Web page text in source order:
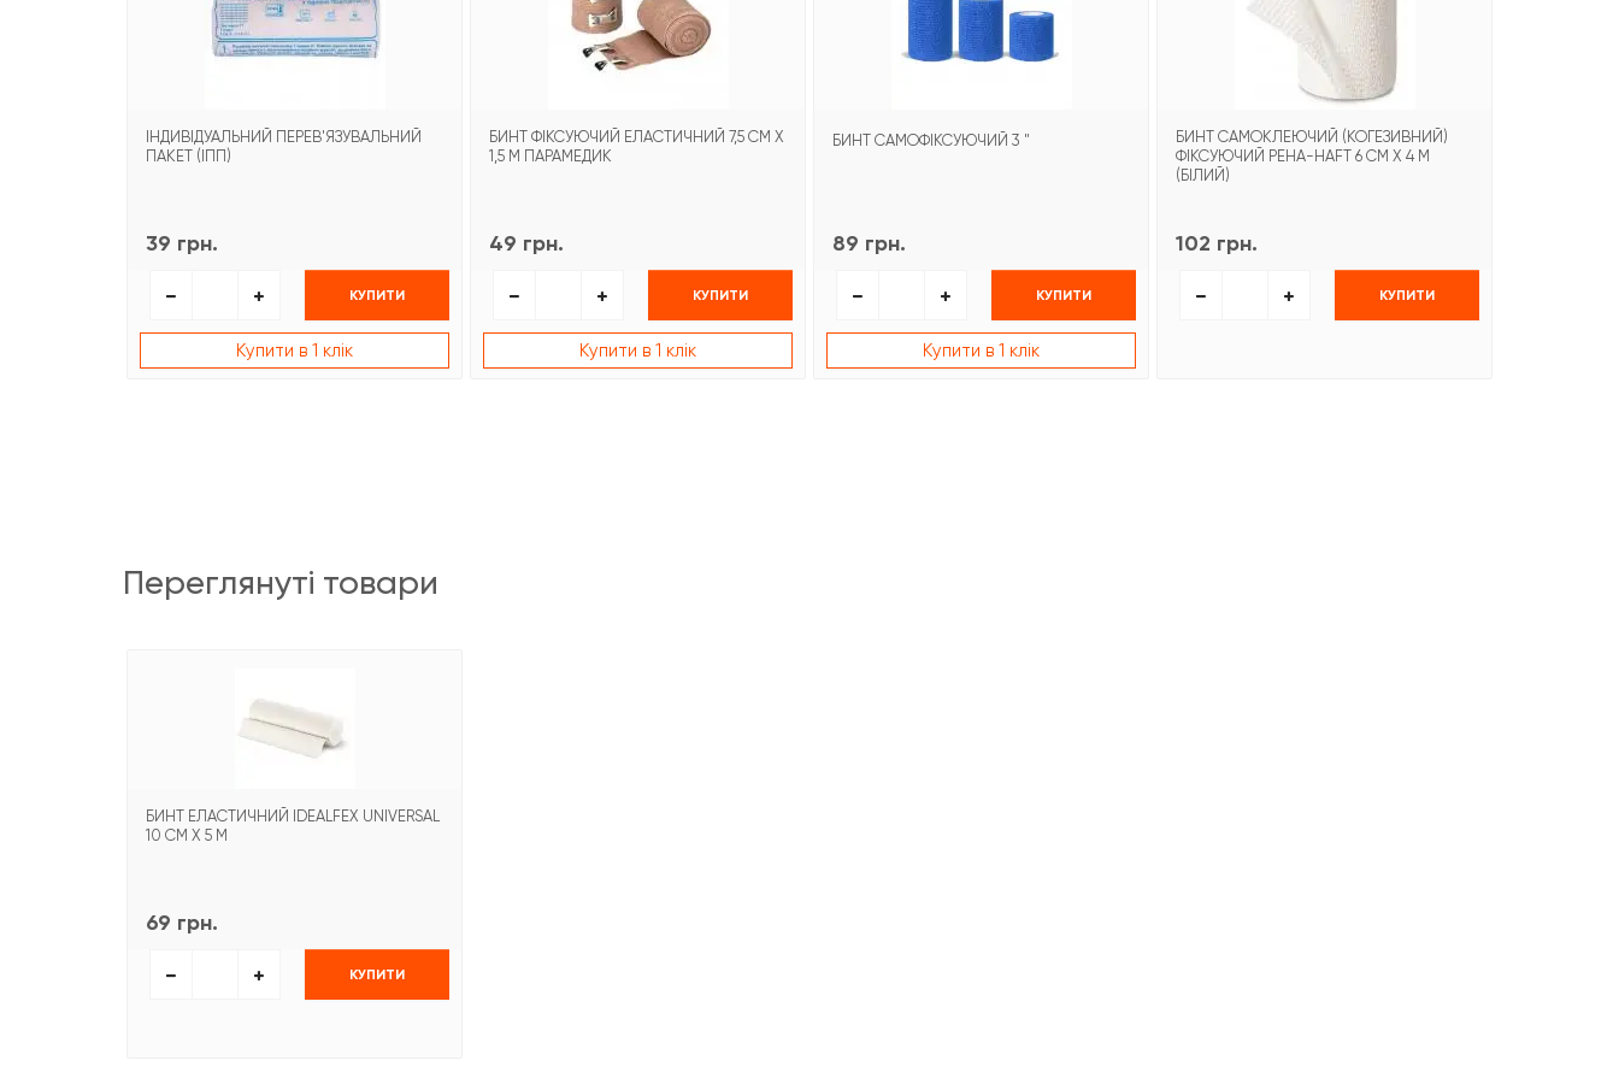
ІНДИВІДУАЛЬНИЙ ПЕРЕВ'ЯЗУВАЛЬНИЙ
ПАКЕТ (ІПП)
39 грн.
КУПИТИ
Купити в 1 клік
БИНТ ФІКСУЮЧИЙ ЕЛАСТИЧНИЙ 7,5 СМ Х
1,5 М ПАРАМЕДИК
49 грн.
КУПИТИ
Купити в 1 клік
БИНТ САМОФІКСУЮЧИЙ 3 "
89 грн.
КУПИТИ
Купити в 1 клік
БИНТ САМОКЛЕЮЧИЙ (КОГЕЗИВНИЙ)
ФІКСУЮЧИЙ PEHA-HAFT 6 СМ Х 4 М
(БІЛИЙ)
102 грн.
КУПИТИ
переглянуті товари
БИНТ ЕЛАСТИЧНИЙ IDEALFEX UNIVERSAL
10 СМ Х 5 М
69 грн.
КУПИТИ